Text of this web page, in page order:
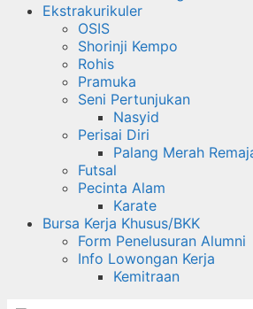
Ekstrakurikuler
OSIS
Shorinji Kempo
Rohis
Pramuka
Seni Pertunjukan
Nasyid
Perisai Diri
Palang Merah
Futsal
Pecinta Alam
Karate
Bursa Kerja Khusus/BKK
Form Penelusuran Alumni
Info Lowongan Kerja
Kemitraan